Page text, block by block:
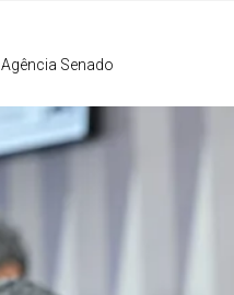
Agência Senado